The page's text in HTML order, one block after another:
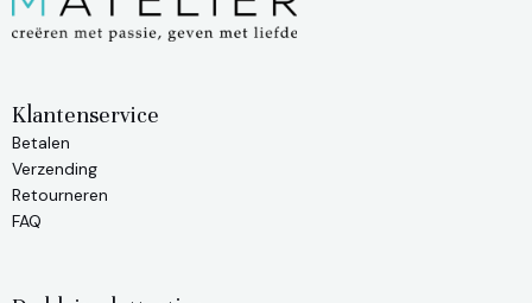
Klantenservice
Betalen
Verzending
Retourneren
FAQ